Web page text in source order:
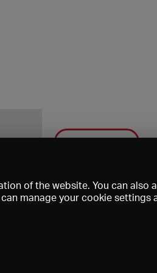
Save
of the website. You can also
manage your cookie settings